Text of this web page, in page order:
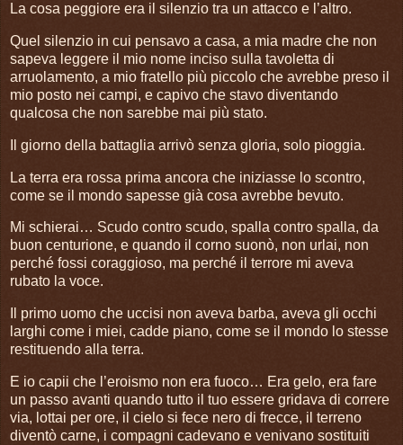
La cosa peggiore era il silenzio tra un attacco e l’altro.
Quel silenzio in cui pensavo a casa, a mia madre che non
sapeva leggere il mio nome inciso sulla tavoletta di
arruolamento, a mio fratello più piccolo che avrebbe preso il
mio posto nei campi, e capivo che stavo diventando
qualcosa che non sarebbe mai più stato.
Il giorno della battaglia arrivò senza gloria, solo pioggia.
La terra era rossa prima ancora che iniziasse lo scontro,
come se il mondo sapesse già cosa avrebbe bevuto.
Mi schierai… Scudo contro scudo, spalla contro spalla, da
buon centurione, e quando il corno suonò, non urlai, non
perché fossi coraggioso, ma perché il terrore mi aveva
rubato la voce.
Il primo uomo che uccisi non aveva barba, aveva gli occhi
larghi come i miei, cadde piano, come se il mondo lo stesse
restituendo alla terra.
E io capii che l’eroismo non era fuoco… Era gelo, era fare
un passo avanti quando tutto il tuo essere gridava di correre
via, lottai per ore, il cielo si fece nero di frecce, il terreno
diventò carne, i compagni cadevano e venivano sostituiti